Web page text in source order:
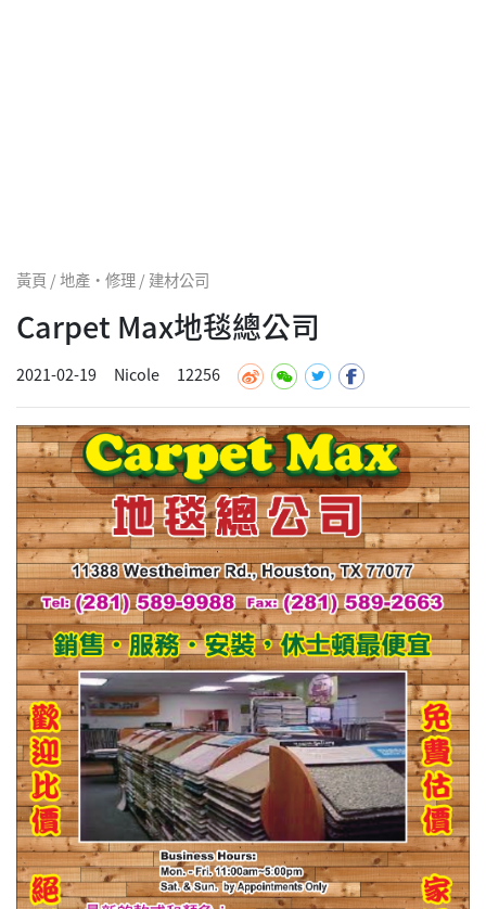
黃頁 / 地產·修理 / 建材公司
Carpet Max地毯總公司
2021-02-19 Nicole 12256